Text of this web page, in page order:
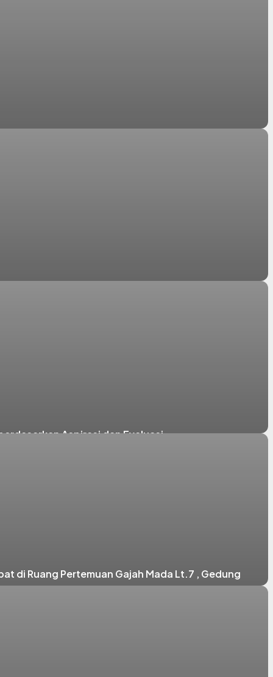
Aspirasi dan Evaluasi
di Ruang Pertemuan Gajah Mada Lt.7 , Gedung